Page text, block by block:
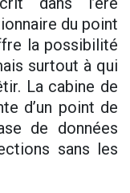
du point
la possibilité
surtout à qui
La cabine de
d’un point de
de données
sans les